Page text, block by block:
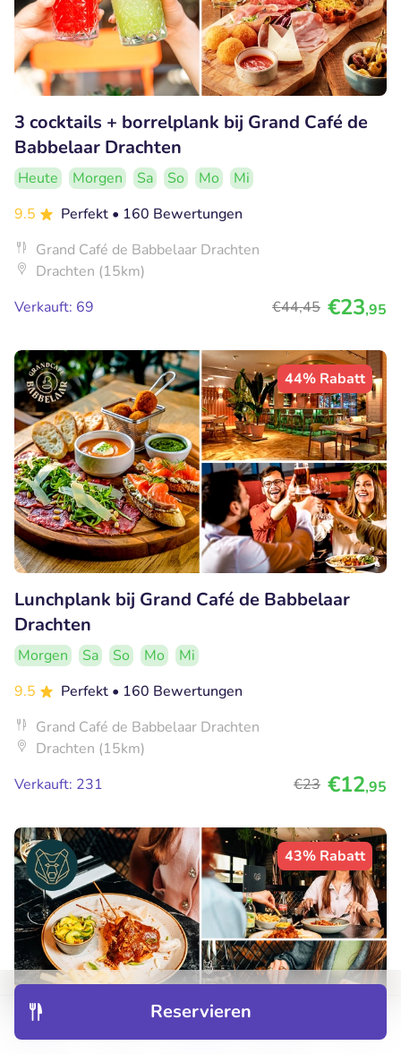
Entdecken
Reservieren
3 cocktails + borrelplank bij Grand Café de
Babbelaar Drachten
Heute Morgen Sa So Mo
Mi
9.5
Perfekt • 160 Bewertungen
Grand Café de Babbelaar Drachten
Drachten (15km)
Verkauft: 69
€44,45 €23,95
44% Rabatt
Lunchplank bij Grand Café de Babbelaar
Drachten
Morgen Sa So Mo
Mi
9.5
Perfekt • 160 Bewertungen
Grand Café de Babbelaar Drachten
Drachten (15km)
Verkauft: 231
€23 €12,95
43% Rabatt